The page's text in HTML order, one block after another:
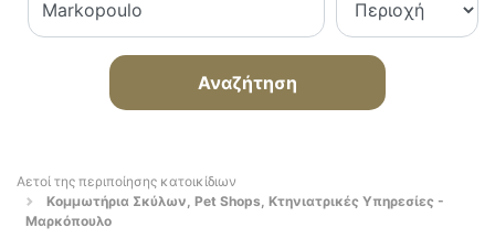
Αναζήτηση
Αετοί της περιποίησης κατοικίδιων
Κομμωτήρια Σκύλων, Pet Shops, Κτηνιατρικές Υπηρεσίες -
Μαρκόπουλο